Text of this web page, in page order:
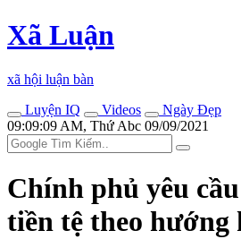
Xã Luận
xã hội luận bàn
Luyện IQ
Videos
Ngày Đẹp
09:09:09 AM, Thứ Abc 09/09/2021
Chính phủ yêu
tiền tệ theo hướng